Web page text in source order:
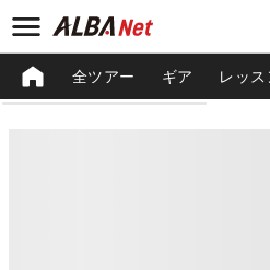
全ツアー ギア レッス